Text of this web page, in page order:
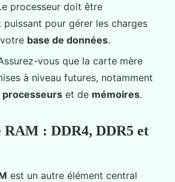
processeur doit être
puissant pour gérer les charges
base de données.
vous que la carte mère
à niveau futures, notamment
processeurs et de mémoires.
: DDR4, DDR5 et
est un autre élément central